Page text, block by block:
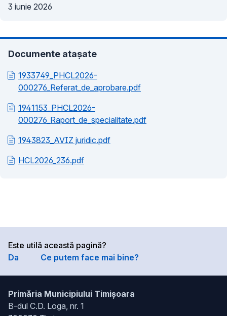
3 iunie 2026
Documente atașate
1933749_PHCL2026-
000276_Referat_de_aprobare.pdf
1941153_PHCL2026-
000276_Raport_de_specialitate.pdf
1943823_AVIZ juridic.pdf
HCL2026_236.pdf
Este utilă această pagină?
Da
Ce putem face mai bine?
Primăria Municipiului Timișoara
B-dul C.D. Loga, nr. 1